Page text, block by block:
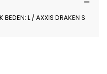
L / AXXIS DRAKEN S